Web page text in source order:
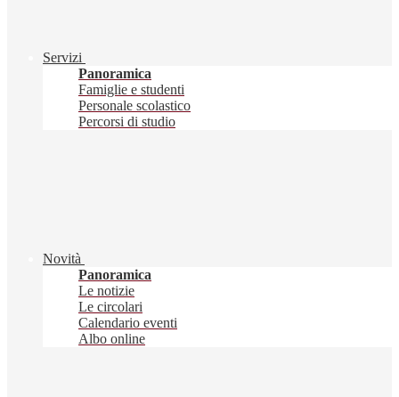
Servizi
Panoramica
Famiglie e studenti
Personale scolastico
Percorsi di studio
Novità
Panoramica
Le notizie
Le circolari
Calendario eventi
Albo online